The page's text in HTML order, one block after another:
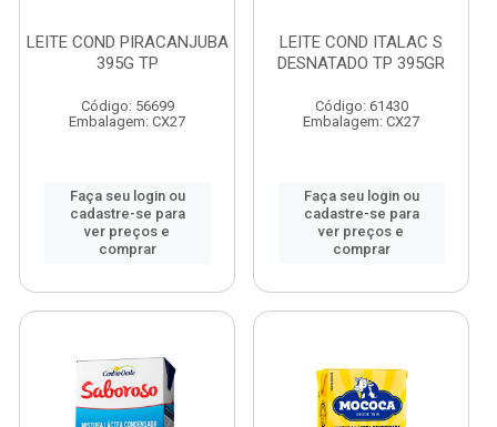
LEITE COND PIRACANJUBA
395G TP
Código: 56699
Embalagem: CX27
Faça seu login ou
cadastre-se para
ver preços e
comprar
LEITE COND ITALAC S
DESNATADO TP 395GR
Código: 61430
Embalagem: CX27
Faça seu login ou
cadastre-se para
ver preços e
comprar